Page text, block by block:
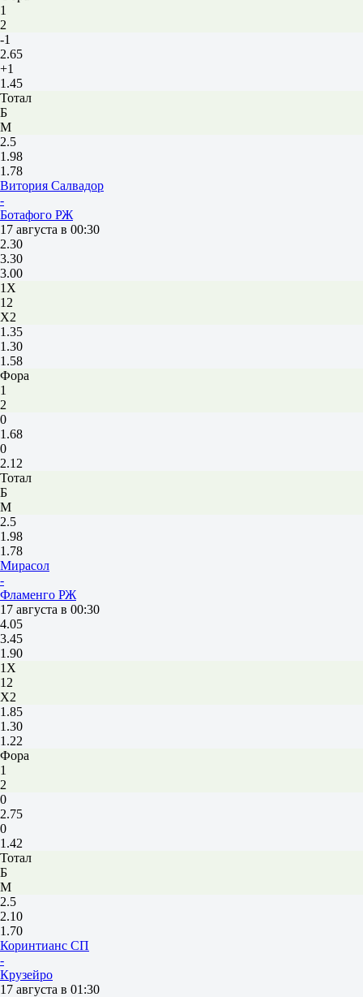
1
2
-1
2.65
+1
1.45
Тотал
Б
М
2.5
1.98
1.78
Витория Салвадор
-
Ботафого РЖ
17 августа в 00:30
2.30
3.30
3.00
1X
12
X2
1.35
1.30
1.58
Фора
1
2
0
1.68
0
2.12
Тотал
Б
М
2.5
1.98
1.78
Мирасол
-
Фламенго РЖ
17 августа в 00:30
4.05
3.45
1.90
1X
12
X2
1.85
1.30
1.22
Фора
1
2
0
2.75
0
1.42
Тотал
Б
М
2.5
2.10
1.70
Коринтианс СП
-
Крузейро
17 августа в 01:30